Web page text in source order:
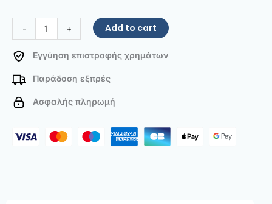
- + Add to cart
Εγγύηση επιστροφής χρημάτων
Παράδοση εξπρές
Ασφαλής πληρωμή